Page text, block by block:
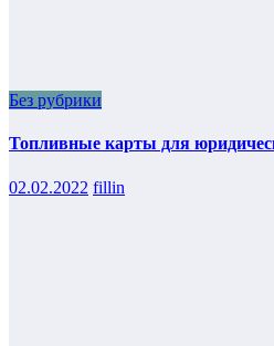
Без рубрики
Топливные карты для
02.02.2022 fillin